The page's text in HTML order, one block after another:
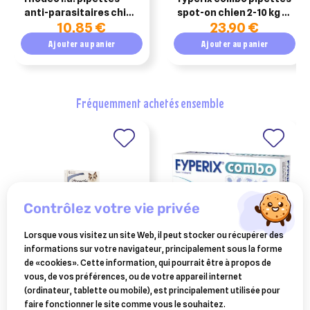
anti-parasitaires chiot
& chaton – greenvet –
boîte de 4 pipettes de
0,375 ml
10,85 €
Ajouter au panier
spot-on chien 2-10 kg 6
pipettes23,90 €
Ajouter au panier
fréquemment achetés ensemble
CEVA SANTE ANIMALE
strectis 68 mg / 34 mg
chat 0.5 à 5 kg 6 pipettes
39,35 €
KRKA
fyperix combo
antiparasitaire chien 20 à
40kg boîte de 6 pipettes
31,40 €
contrôlez votre vie privée
Lorsque vous visitez un site Web, il peut stocker ou récupérer des
informations sur votre navigateur, principalement sous la forme
de «cookies». Cette information, qui pourrait être à propos de
vous, de vos préférences, ou de votre appareil internet
(ordinateur, tablette ou mobile), est principalement utilisée pour
faire fonctionner le site comme vous le souhaitez.